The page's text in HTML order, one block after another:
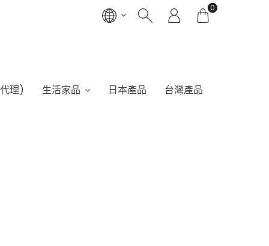
0
理) 生活家品 日本產品
台灣產品